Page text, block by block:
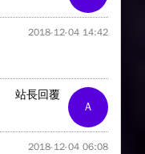
2018-12-04 14:42
A
站長回覆
2018-12-04 06:08